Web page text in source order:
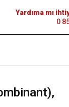
Yardıma mı
0